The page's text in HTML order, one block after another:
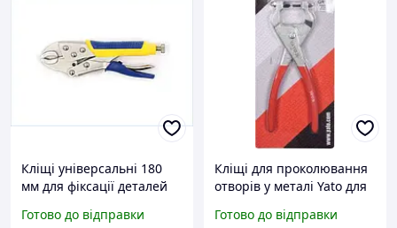
Кліщі універсальні 180
мм для фіксації деталей
зварювання нікельовані
Готово до відправки
Кліщі для проколювання
отворів у металі Yato для
ергономічними ручками
Готово до відправки